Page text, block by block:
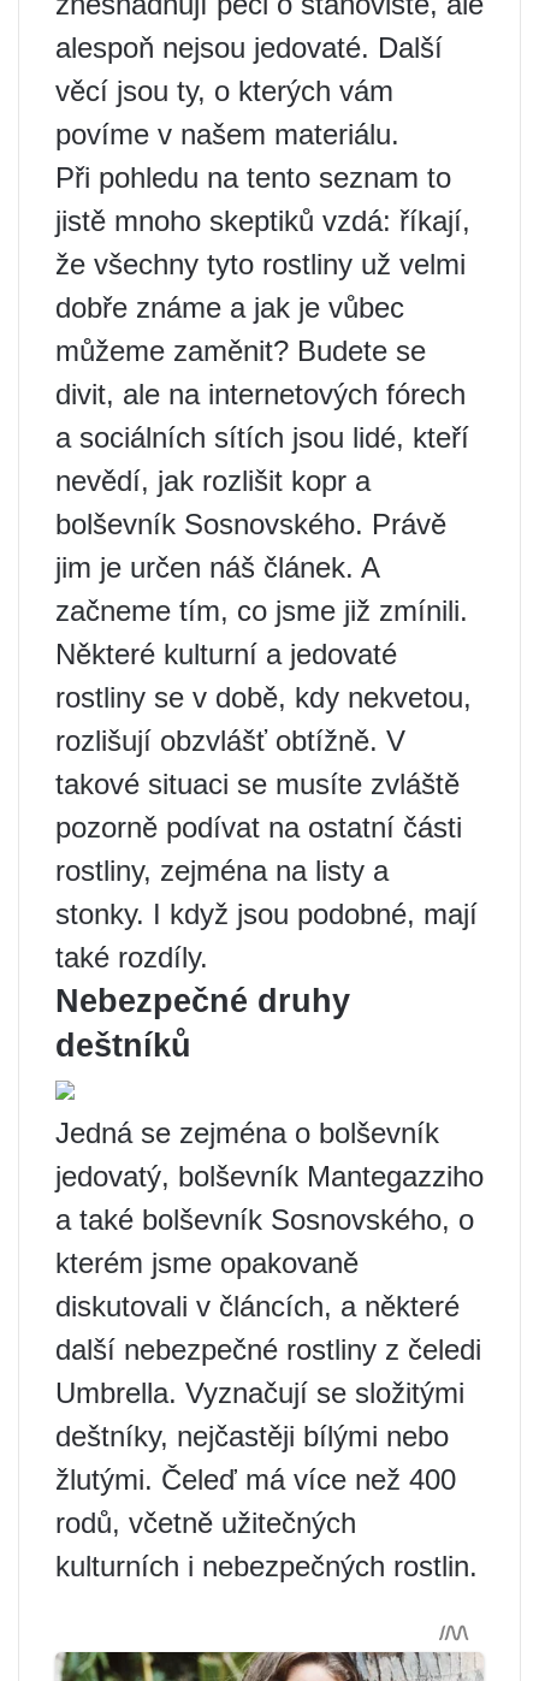
alespoň nejsou jedovaté. Další
věcí jsou ty, o kterých vám
povíme v našem materiálu.
Při pohledu na tento seznam to
jistě mnoho skeptiků vzdá: říkají,
že všechny tyto rostliny už velmi
dobře známe a jak je vůbec
můžeme zaměnit? Budete se
divit, ale na internetových fórech
a sociálních sítích jsou lidé, kteří
nevědí, jak rozlišit kopr a
bolševník Sosnovského. Právě
jim je určen náš článek. A
začneme tím, co jsme již zmínili.
Některé kulturní a jedovaté
rostliny se v době, kdy nekvetou,
rozlišují obzvlášť obtížně. V
takové situaci se musíte zvláště
pozorně podívat na ostatní části
rostliny, zejména na listy a
stonky. I když jsou podobné, mají
také rozdíly.
Nebezpečné druhy
deštníků
Jedná se zejména o bolševník
jedovatý, bolševník Mantegazziho
a také bolševník Sosnovského, o
kterém jsme opakovaně
diskutovali v článcích, a některé
další nebezpečné rostliny z čeledi
Umbrella. Vyznačují se složitými
deštníky, nejčastěji bílými nebo
žlutými. Čeleď má více než 400
rodů, včetně užitečných
kulturních i nebezpečných rostlin.